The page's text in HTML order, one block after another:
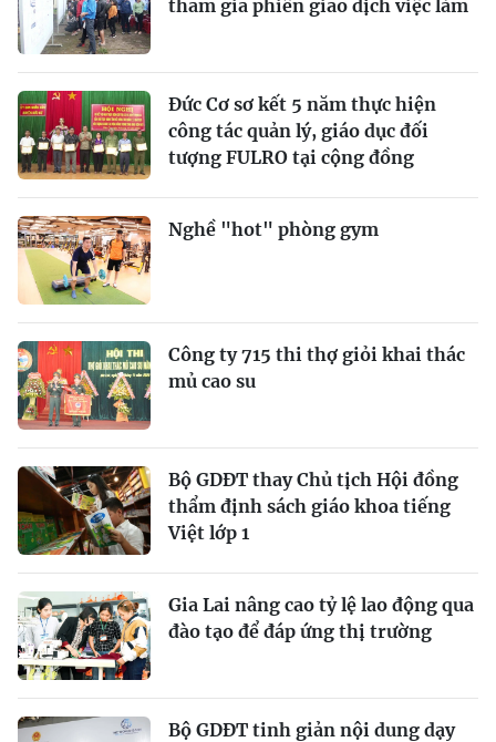
tham gia phiên giao dịch việc làm
Đức Cơ sơ kết 5 năm thực hiện
công tác quản lý, giáo dục đối
tượng FULRO tại cộng đồng
Nghề "hot" phòng gym
Công ty 715 thi thợ giỏi khai thác
mủ cao su
Bộ GDĐT thay Chủ tịch Hội đồng
thẩm định sách giáo khoa tiếng
Việt lớp 1
Gia Lai nâng cao tỷ lệ lao động qua
đào tạo để đáp ứng thị trường
Bộ GDĐT tinh giản nội dung dạy